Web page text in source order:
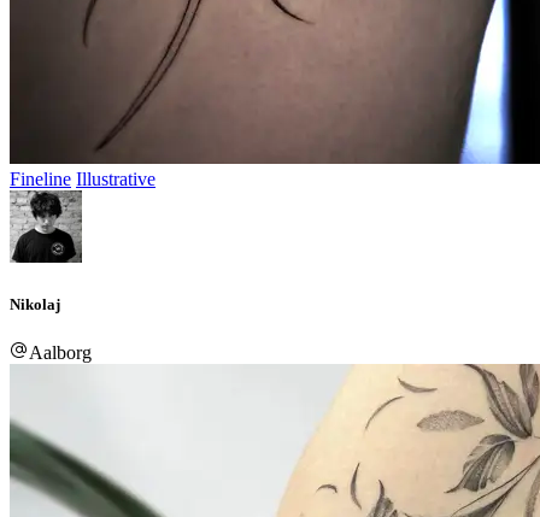
Fineline Illustrative
Nikolaj
Aalborg